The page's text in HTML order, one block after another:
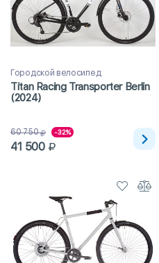
Городской велосипед
Titan Racing Transporter Berlin
(2024)
60 750 -32%
41 500